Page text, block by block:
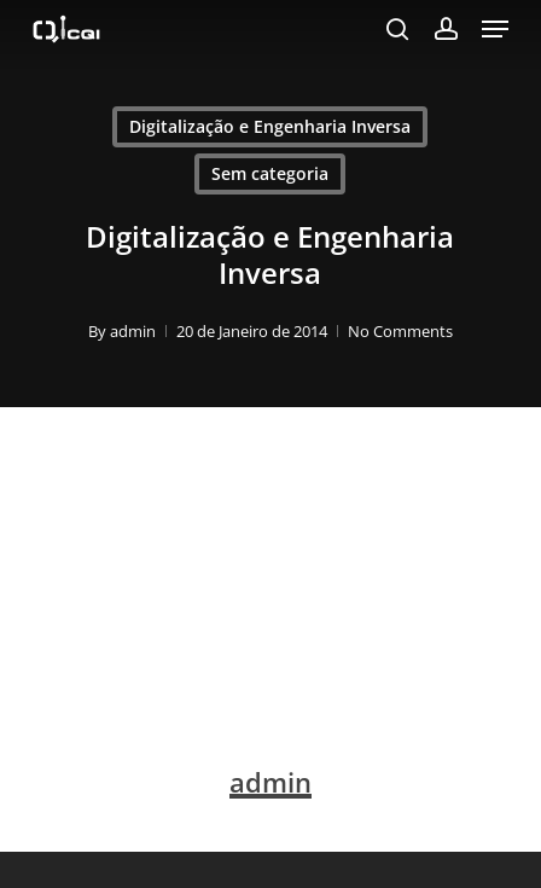
Menu
Digitalização e Engenharia Inversa
Sem categoria
Digitalização e Engenharia
Inversa
Byadmin 20 de Janeiro de 2014 No Comments
admin